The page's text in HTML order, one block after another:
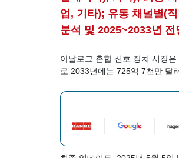
업, 기타); 유통 채널별(
분석 및 2025~2033년 전
아날로그 혼합 신호 장치 시장
로 2033년에는 725억 7천만 달